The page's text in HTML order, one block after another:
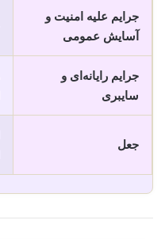
جرایم علیه امنیت و
آسایش عمومی
جرایم رایانه‌ای و
سایبری
جعل